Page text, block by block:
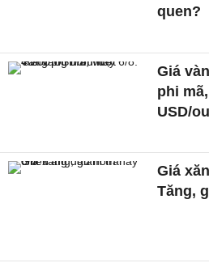
quen?
Giá
phi
USD/
Giá
Tăng,